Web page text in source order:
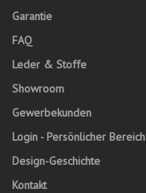
Garantie
FAQ
Leder & Stoffe
Showroom
Gewerbekunden
Login - Persönlicher Bereich
Design-Geschichte
Kontakt